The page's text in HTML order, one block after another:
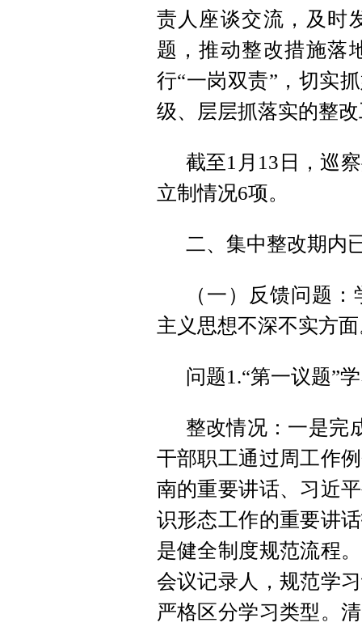
责人座谈交流，及时
题，推动整改措施落
行“一岗双责”，切实
级、层层抓落实的整
截至1月13日，巡
立制情况6项。
二、集中整改期内
（一）反馈问题
主义思想不深不实方
问题1.“第一议题”
整改情况：一是完
干部职工通过周工作
南的重要讲话、习近
识形态工作的重要讲
是健全制度规范流程
会议记录人，规范学
严格区分学习类型。